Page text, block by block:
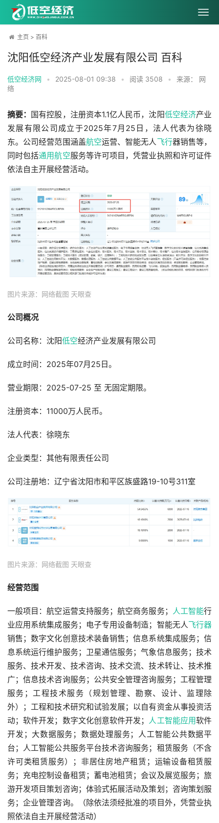
主页 > 百科
沈阳低空经济产业发展有限公司 百科
低空经济网 • 2025-08-01 09:38 • 阅读 3508 •
来源： 网
络
摘要： 国有控股，注册资本1.1亿人民币，沈阳低空经济产业
发展有限公司成立于2025年7月25日，法人代表为徐晓
东。公司经营范围涵盖航空运营、智能无人飞行器销售等，
同时包括通用航空服务等许可项目，凭营业执照和许可证件
依法自主开展经营活动。
图片来源：网络截图 天眼查
公司概况
公司名称：沈阳低空经济产业发展有限公司
成立时间：2025年07月25日。
营业期限：2025-07-25 至 无固定期限。
注册资本：11000万人民币。
法人代表：徐晓东
企业类型：其他有限责任公司
公司注册地：辽宁省沈阳市和平区族盛路19-10号311室
图片来源：网络截图 天眼查
经营范围
一般项目：航空运营支持服务；航空商务服务； 人工智能行
业应用系统集成服务；电子专用设备制造；智能无人飞行器
销售；数字文化创意技术装备销售；信息系统集成服务；信
息系统运行维护服务；卫星通信服务；气象信息服务；技术
服务、技术开发、技术咨询、技术交流、技术转让、技术推
广；信息技术咨询服务；公共安全管理咨询服务；工程管理
服务；工程技术服务（规划管理、勘察、设计、监理除
外）；工程和技术研究和试验发展；以自有资金从事投资活
动；软件开发；数字文化创意软件开发； 人工智能应用软件
开发；大数据服务；数据处理服务；人工智能公共数据平
台；人工智能公共服务平台技术咨询服务；租赁服务（不含
许可类租赁服务）；非居住房地产租赁；运输设备租赁服
务；充电控制设备租赁；蓄电池租赁；会议及展览服务；旅
游开发项目策划咨询；体验式拓展活动及策划；咨询策划服
务；企业管理咨询。（除依法须经批准的项目外，凭营业执
照依法自主开展经营活动）